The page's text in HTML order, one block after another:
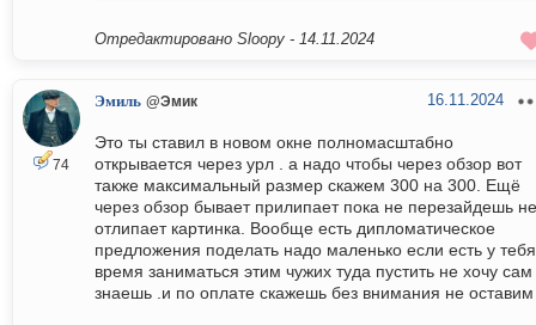
Отредактировано Sloopy - 14.11.2024
74
Эмиль @Эмик 16.11.2024
Это ты ставил в новом окне полномасштабно
открывается через урл . а надо чтобы через обзор вот
также максимальный размер скажем 300 на 300. Ещё
через обзор бывает прилипает пока не перезайдешь не
отлипает картинка. Вообще есть дипломатическое
предложения поделать надо маленько если есть у тебя
время заниматься этим чужих туда пустить не хочу сам
знаешь .и по оплате скажешь без внимания не оставим